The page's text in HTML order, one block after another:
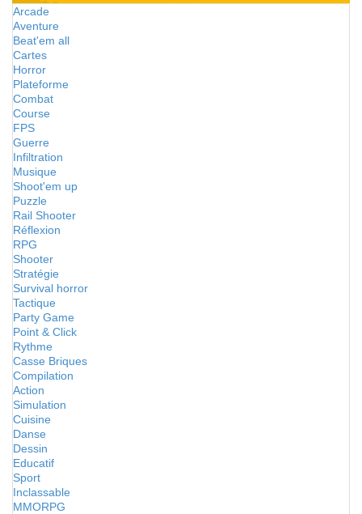
Arcade
Aventure
Beat'em all
Cartes
Horror
Plateforme
Combat
Course
FPS
Guerre
Infiltration
Musique
Shoot'em up
Puzzle
Rail Shooter
Réflexion
RPG
Shooter
Stratégie
Survival horror
Tactique
Party Game
Point & Click
Rythme
Casse Briques
Compilation
Action
Simulation
Cuisine
Danse
Dessin
Educatif
Sport
Inclassable
MMORPG